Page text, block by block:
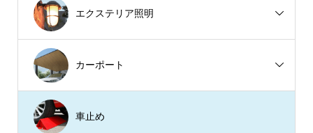
エクステリア照明
カーポート
車止め